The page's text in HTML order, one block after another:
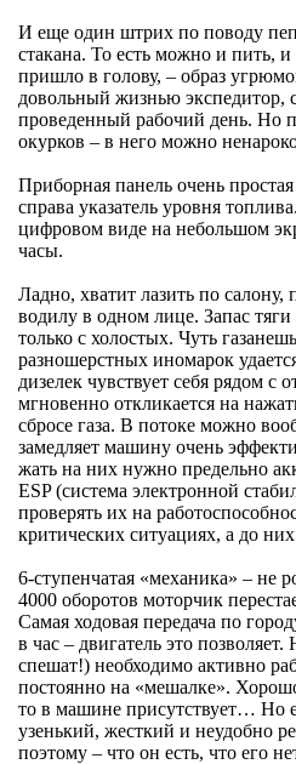
И еще один штрих по поводу
стакана. То есть можно и пить,
пришло в голову, – образ
довольный жизнью экспедитор,
проведенный рабочий день. Но
окурков – в него можно
Приборная панель очень
справа указатель уровня
цифровом виде на небольшом
часы.
Ладно, хватит лазить по салону,
водилу в одном лице. Запас тяги
только с холостых. Чуть
разношерстных иномарок
дизелек чувствует себя рядом с
мгновенно откликается на
сбросе газа. В потоке можно
замедляет машину очень
жать на них нужно предельно
ESP (система электронной
проверять их на
критических ситуациях, а до
6-ступенчатая «механика» – не
4000 оборотов моторчик
Самая ходовая передача по
в час – двигатель это
спешат!) необходимо активно
постоянно на «мешалке».
то в машине присутствует… Но
узенький, жесткий и неудобно
поэтому – что он есть, что его